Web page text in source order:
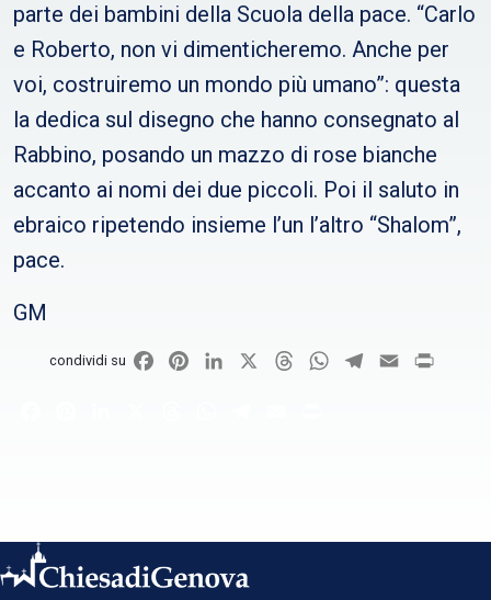
parte dei bambini della Scuola della pace. “Carlo
e Roberto, non vi dimenticheremo. Anche per
voi, costruiremo un mondo più umano”: questa
la dedica sul disegno che hanno consegnato al
Rabbino, posando un mazzo di rose bianche
accanto ai nomi dei due piccoli. Poi il saluto in
ebraico ripetendo insieme l’un l’altro “Shalom”,
pace.
GM
condividi su FacebookPinterestLinkedIn ThreadsWhatsApp
Telegram
Email